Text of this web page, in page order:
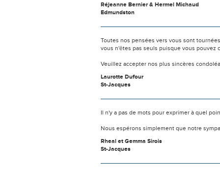
Réjeanne Bernier & Hermel Michaud
Edmundston
Toutes nos pensées vers vous sont
vous n'êtes pas seuls puisque vous pouvez
Veuillez accepter nos plus sincères
Laurotte Dufour
St-Jacques
Il n'y a pas de mots pour exprimer à quel
Nous espérons simplement que notre
Rheal et Gemma Sirois
St-Jacques